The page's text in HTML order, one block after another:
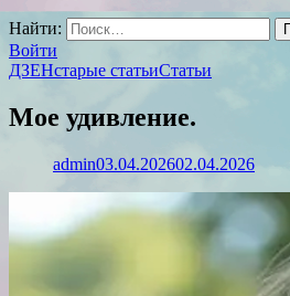
Найти:
Войти
ДЗЕНстарые статьиСтатьи
Мое удивление.
admin03.04.202602.04.2026